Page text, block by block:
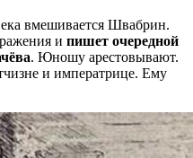
вмешивается Швабрин.
и пишет очередной
. Юношу арестовывают.
и императрице. Ему